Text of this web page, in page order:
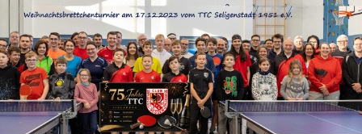
Zum
Inhalt
springen